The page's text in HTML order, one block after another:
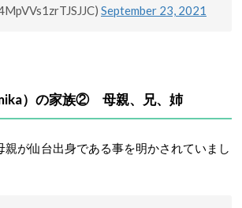
September 23, 2021
）の家族② 母親、兄、姉
親が仙台出身である事を明かされていまし